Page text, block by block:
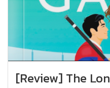
[Review] The